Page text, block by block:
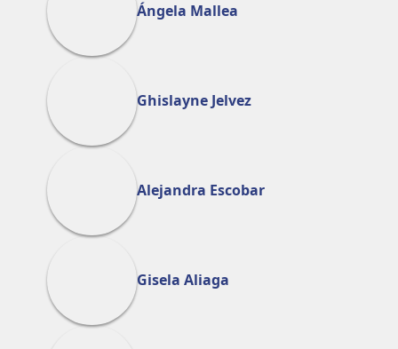
Ángela Mallea
Ghislayne Jelvez
Alejandra Escobar
Gisela Aliaga